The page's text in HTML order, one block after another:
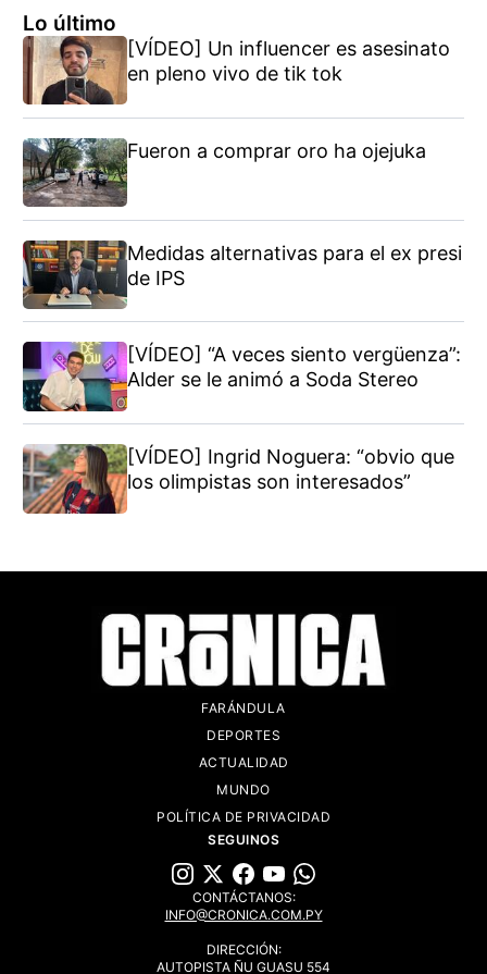
Lo último
[VÍDEO] Un influencer es asesinato
en pleno vivo de tik tok
Fueron a comprar oro ha ojejuka
Medidas alternativas para el ex presi
de IPS
[VÍDEO] “A veces siento vergüenza”:
Alder se le animó a Soda Stereo
[VÍDEO] Ingrid Noguera: “obvio que
los olimpistas son interesados”
FARÁNDULA
DEPORTES
ACTUALIDAD
MUNDO
POLÍTICA DE PRIVACIDAD
SEGUINOS
CONTÁCTANOS:
INFO@CRONICA.COM.PY
DIRECCIÓN:
AUTOPISTA ÑU GUASU 554